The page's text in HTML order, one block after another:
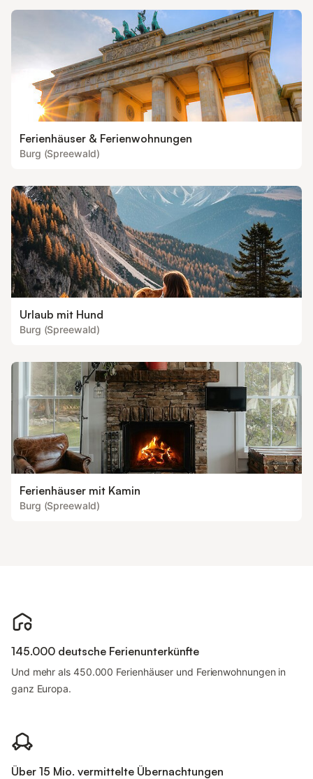
Ferienhäuser & Ferienwohnungen
Burg (Spreewald)
Urlaub mit Hund
Burg (Spreewald)
Ferienhäuser mit Kamin
Burg (Spreewald)
145.000 deutsche Ferienunterkünfte
Und mehr als 450.000 Ferienhäuser und Ferienwohnungen in
ganz Europa.
Über 15 Mio. vermittelte Übernachtungen